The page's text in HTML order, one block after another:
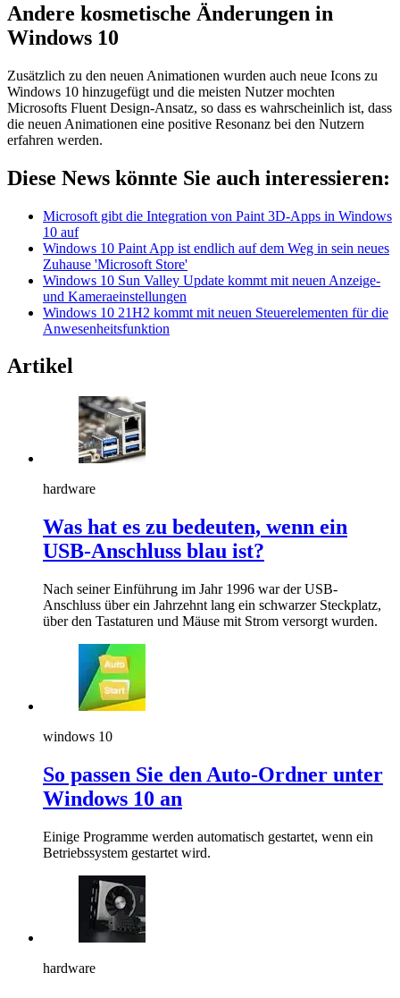
Andere kosmetische Änderungen in
Windows 10
Zusätzlich zu den neuen Animationen wurden auch neue Icons zu
Windows 10 hinzugefügt und die meisten Nutzer mochten
Microsofts Fluent Design-Ansatz, so dass es wahrscheinlich ist, dass
die neuen Animationen eine positive Resonanz bei den Nutzern
erfahren werden.
Diese News könnte Sie auch interessieren:
Microsoft gibt die Integration von Paint 3D-Apps in Windows
10 auf
Windows 10 Paint App ist endlich auf dem Weg in sein neues
Zuhause 'Microsoft Store'
Windows 10 Sun Valley Update kommt mit neuen Anzeige-
und Kameraeinstellungen
Windows 10 21H2 kommt mit neuen Steuerelementen für die
Anwesenheitsfunktion
Artikel
hardware
Was hat es zu bedeuten, wenn ein
USB-Anschluss blau ist?
Nach seiner Einführung im Jahr 1996 war der USB-
Anschluss über ein Jahrzehnt lang ein schwarzer Steckplatz,
über den Tastaturen und Mäuse mit Strom versorgt wurden.
windows 10
So passen Sie den Auto-Ordner unter
Windows 10 an
Einige Programme werden automatisch gestartet, wenn ein
Betriebssystem gestartet wird.
hardware